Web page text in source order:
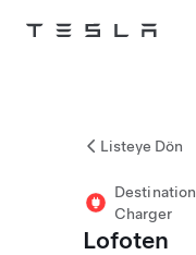
Tesla
Listeye Dön
Destination
Charger
Lofoten